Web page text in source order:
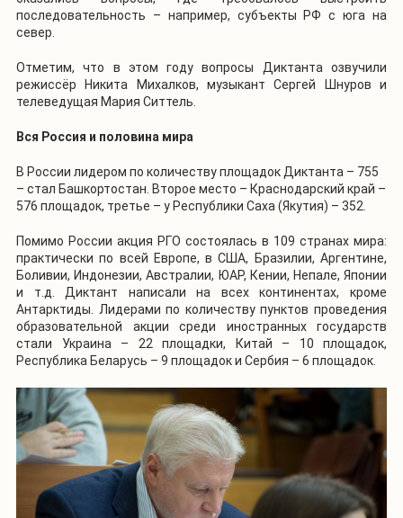
последовательность – например, субъекты РФ с юга на
север.
Отметим, что в этом году вопросы Диктанта озвучили
режиссёр Никита Михалков, музыкант Сергей Шнуров и
телеведущая Мария Ситтель.
Вся Россия и половина мира
В России лидером по количеству площадок Диктанта – 755
– стал Башкортостан. Второе место – Краснодарский край –
576 площадок, третье – у Республики Саха (Якутия) – 352.
Помимо России акция РГО состоялась в 109 странах мира:
практически по всей Европе, в США, Бразилии, Аргентине,
Боливии, Индонезии, Австралии, ЮАР, Кении, Непале, Японии
и т.д. Диктант написали на всех континентах, кроме
Антарктиды. Лидерами по количеству пунктов проведения
образовательной акции среди иностранных государств
стали Украина – 22 площадки, Китай – 10 площадок,
Республика Беларусь – 9 площадок и Сербия – 6 площадок.